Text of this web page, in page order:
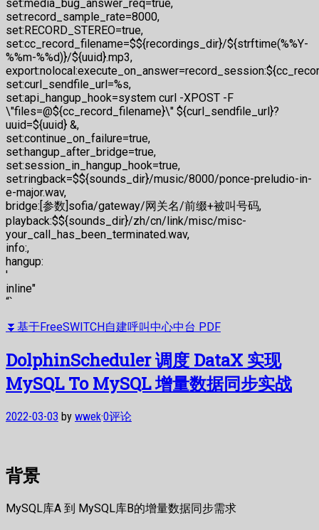
set:media_bug_answer_req=true,
set:record_sample_rate=8000,
set:RECORD_STEREO=true,
set:cc_record_filename=$${recordings_dir}/${strftime(%%Y-
%%m-%%d)}/${uuid}.mp3,
set:curl_sendfile_url=%s,
set:api_hangup_hook=system curl -XPOST -F
\"files=@${cc_record_filename}\" ${curl_sendfile_url}?
uuid=${uuid} &,
set:continue_on_failure=true,
set:hangup_after_bridge=true,
set:session_in_hangup_hook=true,
set:ringback=$${sounds_dir}/music/8000/ponce-preludio-in-
e-major.wav,
bridge:[参数]sofia/gateway/网关名/前缀+被叫号码,
playback:$${sounds_dir}/zh/cn/link/misc/misc-
your_call_has_been_terminated.wav,
info:,
hangup:
'
inline"
“`
⏬基于FreeSWITCH自建呼叫中心中台 PDF
DolphinScheduler 调度 DataX 实现
MySQL To MySQL 增量数据同步实战
2022-03-03 by wwek·0评论
背景
MySQL库A 到 MySQL库B的增量数据同步需求